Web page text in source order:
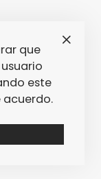
que
este
acuerdo.